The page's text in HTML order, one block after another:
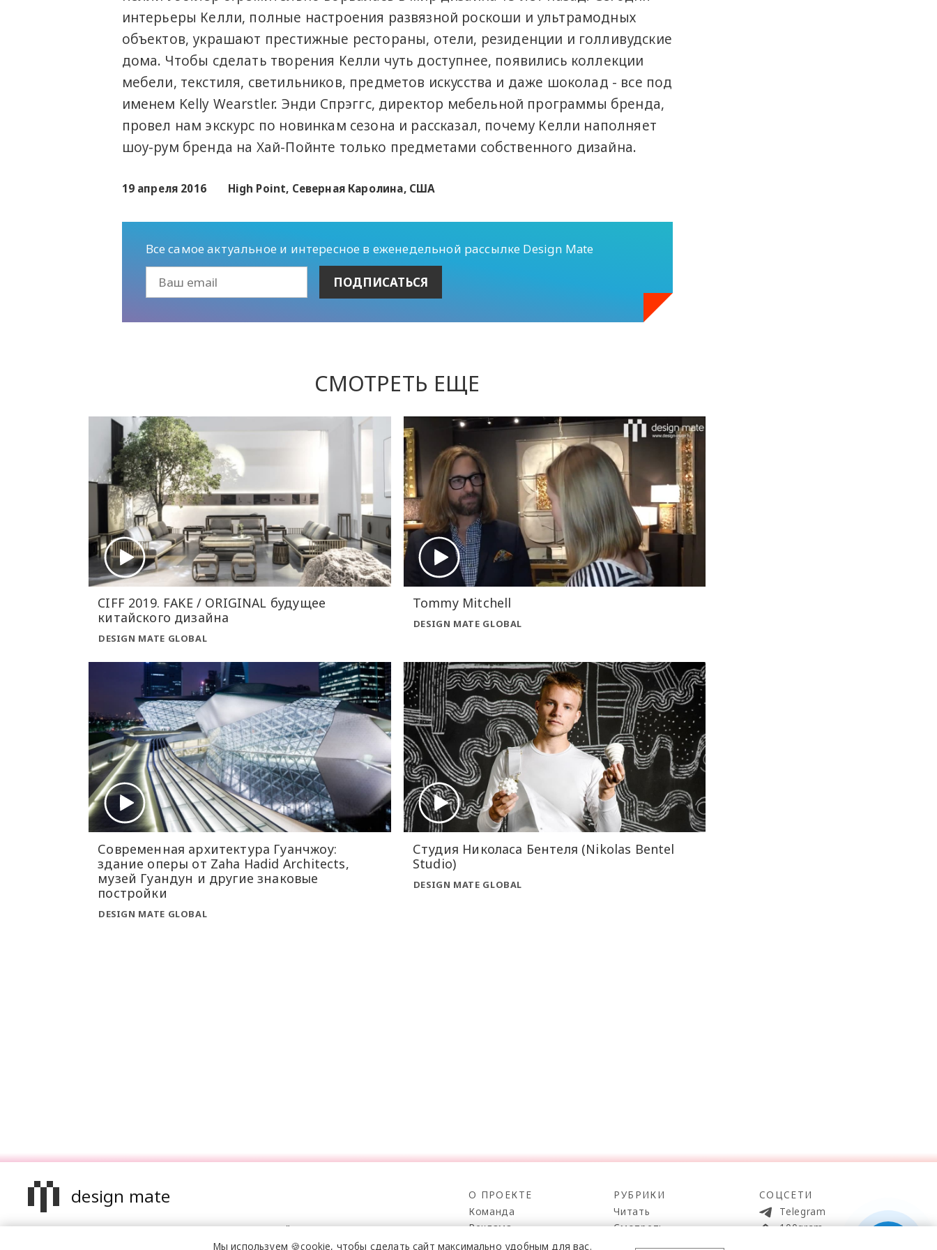
интерьеры Келли, полные настроения развязной роскоши и ультрамодных
объектов, украшают престижные рестораны, отели, резиденции и голливудские
дома. Чтобы сделать творения Келли чуть доступнее, появились коллекции
мебели, текстиля, светильников, предметов искусства и даже шоколад - все под
именем Kelly Wearstler. Энди Спрэггс, директор мебельной программы бренда,
провел нам экскурс по новинкам сезона и рассказал, почему Келли наполняет
шоу-рум бренда на Хай-Пойнте только предметами собственного дизайна.
19 апреля 2016 High Point, Северная Каролина, США
Все самое актуальное и интересное в еженедельной рассылке Design Mate
СМОТРЕТЬ ЕЩЕ
CIFF 2019. FAKE / ORIGINAL будущее
китайского дизайна
DESIGN MATE GLOBAL
Tommy Mitchell
DESIGN MATE GLOBAL
Современная архитектура Гуанчжоу:
здание оперы от Zaha Hadid Architects,
музей Гуандун и другие знаковые
постройки
DESIGN MATE GLOBAL
Студия Николаса Бентеля (Nikolas Bentel
Studio)
DESIGN MATE GLOBAL
design mate
Design Mate - независимое интернет издание о дизайне во всех его
проявлениях. Создаем авторский контент для дизайнеров,
О ПРОЕКТЕ
Команда
Реклама
Mediakit
РУБРИКИ
Читать
Смотреть
СОЦСЕТИ
Telegram
100gram
Мы используем 🍪cookie, чтобы сделать сайт максимально удобным для вас.